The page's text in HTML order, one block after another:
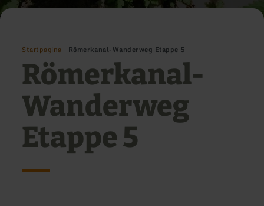
Startpagina Römerkanal-Wanderweg Etappe 5
Römerkanal-
Wanderweg
Etappe 5